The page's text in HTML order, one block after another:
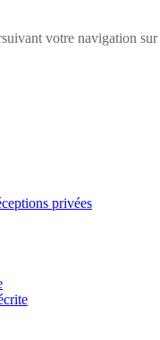
votre navigation
privées